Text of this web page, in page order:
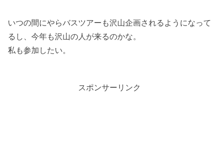
いつの間にやらバスツアーも沢山企画されるようになって
るし、今年も沢山の人が来るのかな。
私も参加したい。
スポンサーリンク